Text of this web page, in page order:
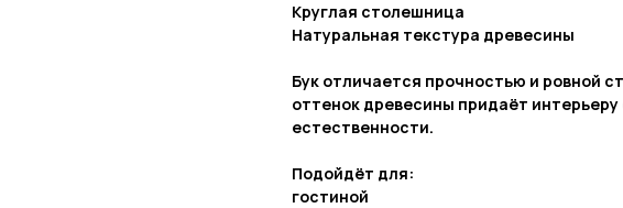
Круглая столешница
Натуральная текстура древесины
Бук отличается прочностью и ровной
оттенок древесины придаёт
естественности.
Подойдёт для:
гостиной